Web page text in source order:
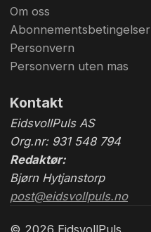
Om oss
Abonnementsbetingelser
Personvern
Personvern uten mas
Kontakt
EidsvollPuls AS
Org.nr: 931 548 794
Redaktør:
Bjørn Hytjanstorp
post@eidsvollpuls.no
© 2026 EidsvollPuls